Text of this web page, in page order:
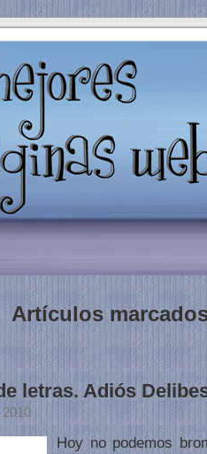
Artículos marcados
letras. Adiós
Hoy no podemos